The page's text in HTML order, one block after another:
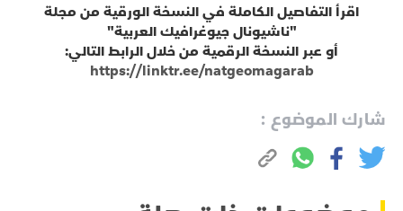
اقرأ التفاصيل الكاملة في النسخة الورقية من مجلة
"ناشيونال جيوغرافيك العربية"
أو عبر النسخة الرقمية من خلال الرابط التالي:
https://linktr.ee/natgeomagarab
شارك الموضوع :